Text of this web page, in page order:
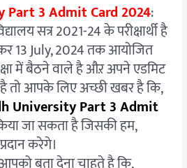
Part 3 Admit Card 2024:
सत्र 2021-24 के परीक्षार्थी है
13 July, 2024 तक आयोजित
में बैठने वाले है औऱ अपने एडमिट
है तो आपके लिए अच्छी खबर है कि,
University Part 3 Admit
जा सकता है जिसकी हम,
प्रदान करेगे।